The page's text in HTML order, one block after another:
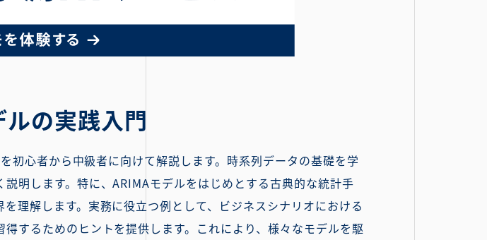
の実践入門
心者から中級者に向けて解説します。時系列データの基礎を学
明します。特に、ARIMAモデルをはじめとする古典的な統計手
理解します。実務に役立つ例として、ビジネスシナリオにおける
するためのヒントを提供します。これにより、様々なモデルを駆